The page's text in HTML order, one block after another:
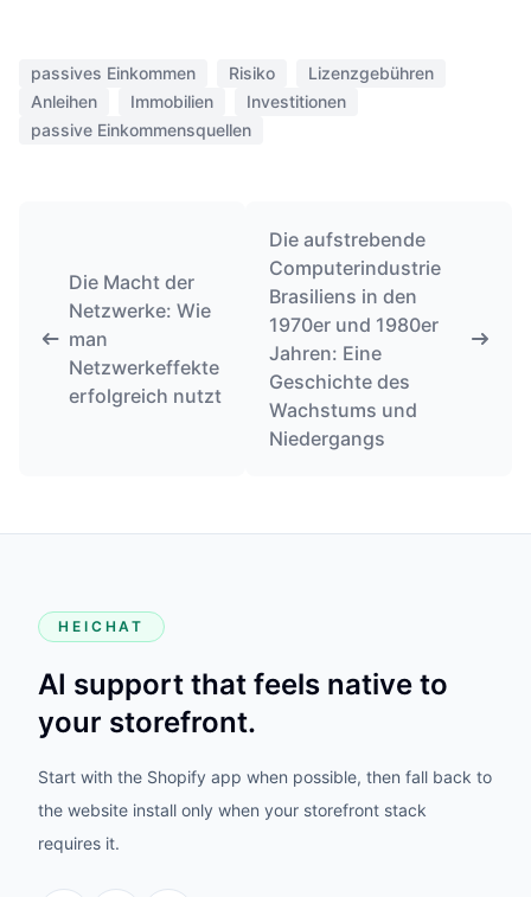
passives Einkommen Risiko
Lizenzgebühren
Anleihen
Immobilien
Investitionen
passive Einkommensquellen
Die Macht der
Netzwerke: Wie
man
Netzwerkeffekte
erfolgreich nutzt
Die aufstrebende
Computerindustrie
Brasiliens in den
1970er und 1980er
Jahren: Eine
Geschichte des
Wachstums und
Niedergangs
HEICHAT
AI support that feels native to
your storefront.
Start with the Shopify app when possible, then fall back to
the website install only when your storefront stack
requires it.